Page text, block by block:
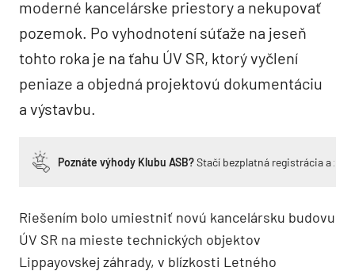
moderné kancelárske priestory a nekupovať
pozemok. Po vyhodnotení súťaže na jeseň
tohto roka je na ťahu ÚV SR, ktorý vyčlení
peniaze a objedná projektovú dokumentáciu
a výstavbu.
Poznáte výhody Klubu ASB?Stačí bezplatná registrácia a
Riešením bolo umiestniť novú kancelársku budovu
ÚV SR na mieste technických objektov
Lippayovskej záhrady, v blízkosti Letného